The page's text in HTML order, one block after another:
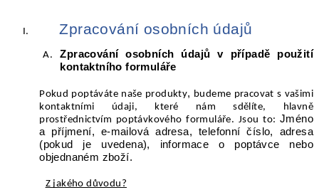
Zpracování osobních údajů
Zpracování osobních údajů v případě použití
kontaktního formuláře
Pokud poptáváte naše produkty, budeme pracovat s vašimi
kontaktními údaji, které nám sdělíte, hlavně
prostřednictvím poptávkového formuláře. Jsou to: Jméno
a příjmení, e-mailová adresa, telefonní číslo, adresa
(pokud je uvedena), informace o poptávce nebo
objednaném zboží.
Z jakého důvodu?